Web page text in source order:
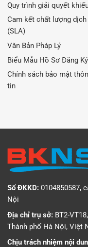
Quy trình giải quyết
Cam kết chất lượng dịch
(SLA)
Văn Bản Pháp Lý
Biểu Mẫu Hồ Sơ Đăng Ký
Chính sách bảo mật
tin
Số ĐKKD: 0104850587,
Nội
Địa chỉ trụ sở: BT2-
Thành phố Hà Nội, Việt
Chịu trách nhiệm nội